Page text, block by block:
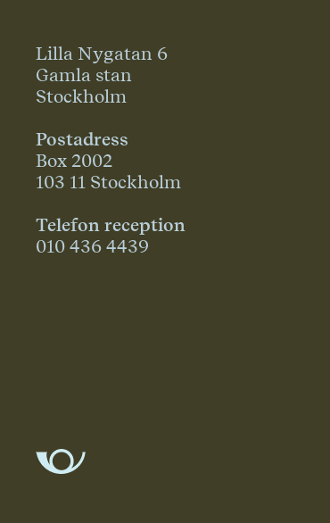
Lilla Nygatan 6
Gamla stan
Stockholm
Postadress
Box 2002
103 11 Stockholm
Telefon reception
010 436 4439